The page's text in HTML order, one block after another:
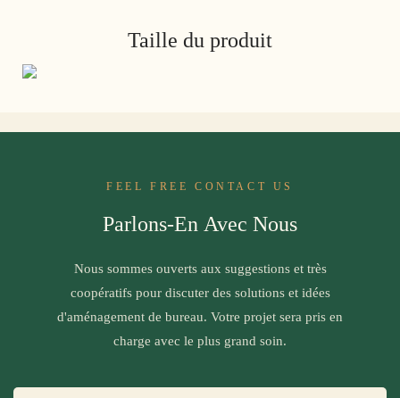
Taille du produit
FEEL FREE CONTACT US
Parlons-En Avec Nous
Nous sommes ouverts aux suggestions et très
coopératifs pour discuter des solutions et idées
d'aménagement de bureau. Votre projet sera pris en
charge avec le plus grand soin.